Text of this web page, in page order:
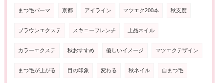
まつ毛パーマ 京都 アイライン マツエク200本 秋支度
ブラウンエクステ スキニーフレンチ 上品ネイル
カラーエクステ 秋おすすめ 優しいイメージ マツエクデザイン
まつ毛が上がる 目の印象 変わる 秋ネイル 自まつ毛